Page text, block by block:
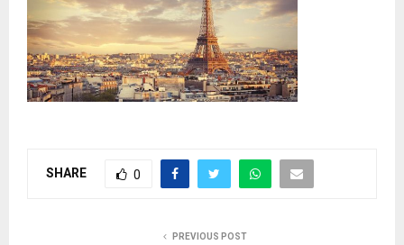
SHARE 0
PREVIOUS POST